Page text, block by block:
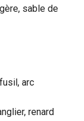
sable de
arc
renard